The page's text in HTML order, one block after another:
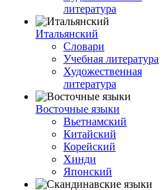
литература
Итальянский
Словари
Учебная литература
Художественная
литература
Восточные языки
Вьетнамский
Китайский
Корейский
Хинди
Японский